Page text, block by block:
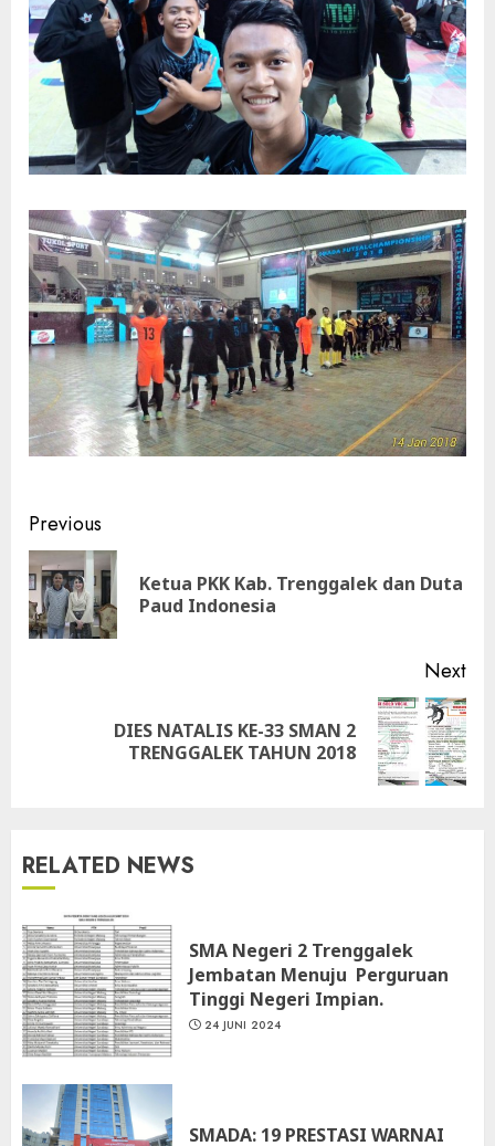
Continue
Reading
Previous
Ketua PKK Kab. Trenggalek dan Duta
Paud Indonesia
Next
DIES NATALIS KE-33 SMAN 2
TRENGGALEK TAHUN 2018
RELATED NEWS
SMA Negeri 2 Trenggalek
Jembatan Menuju Perguruan
Tinggi Negeri Impian.
24 JUNI 2024
SMADA: 19 PRESTASI WARNAI